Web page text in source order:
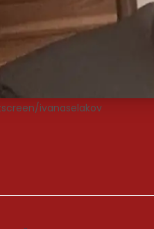
ivanaselakov